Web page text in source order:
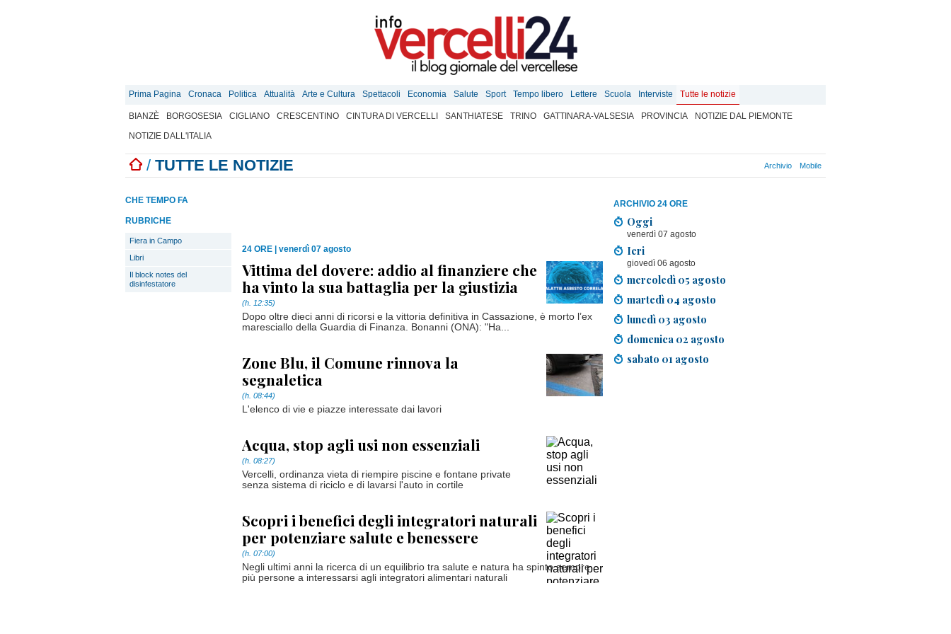
Prima Pagina Cronaca Politica Attualità Arte e Cultura Spettacoli Economia Salute Sport Tempo libero Lettere Scuola Interviste Tutte le notizie
BIANZÈ BORGOSESIA CIGLIANO CRESCENTINO CINTURA DI VERCELLI SANTHIATESE TRINO GATTINARA-VALSESIA PROVINCIA
NOTIZIE DAL PIEMONTE
NOTIZIE DALL'ITALIA
/ TUTTE LE NOTIZIE Archivio Mobile
ARCHIVIO 24 ORE
Oggi
venerdì 07 agosto
Ieri
giovedì 06 agosto
mercoledì 05 agosto
martedì 04 agosto
lunedì 03 agosto
domenica 02 agosto
sabato 01 agosto
CHE TEMPO FA
RUBRICHE
Fiera in Campo
Libri
Il block notes del
disinfestatore
24 ORE venerdì 07 agosto
Vittima del dovere: addio al finanziere che
ha vinto la sua battaglia per la giustizia
(h. 12:35)
Dopo oltre dieci anni di ricorsi e la vittoria definitiva in Cassazione, è morto l’ex
maresciallo della Guardia di Finanza. Bonanni (ONA): "Ha...
Zone Blu, il Comune rinnova la
segnaletica
(h. 08:44)
L'elenco di vie e piazze interessate dai lavori
Acqua, stop agli usi non essenziali
(h. 08:27)
Vercelli, ordinanza vieta di riempire piscine e fontane private
senza sistema di riciclo e di lavarsi l'auto in cortile
Scopri i benefici degli integratori naturali
per potenziare salute e benessere
(h. 07:00)
Negli ultimi anni la ricerca di un equilibrio tra salute e natura ha spinto sempre
più persone a interessarsi agli integratori alimentari naturali